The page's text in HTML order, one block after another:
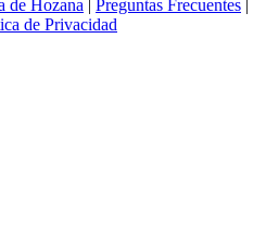
de Hozana | Preguntas Frecuentes |
de Privacidad